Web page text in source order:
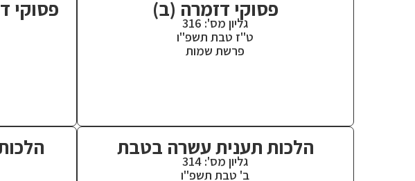
פסוקי דזמרה (ב)
גליון מס': 316
ט"ז טבת תשפ"ו
פרשת שמות
פסוקי
הלכות תענית עשרה בטבת
גליון מס': 314
ב' טבת תשפ"ו